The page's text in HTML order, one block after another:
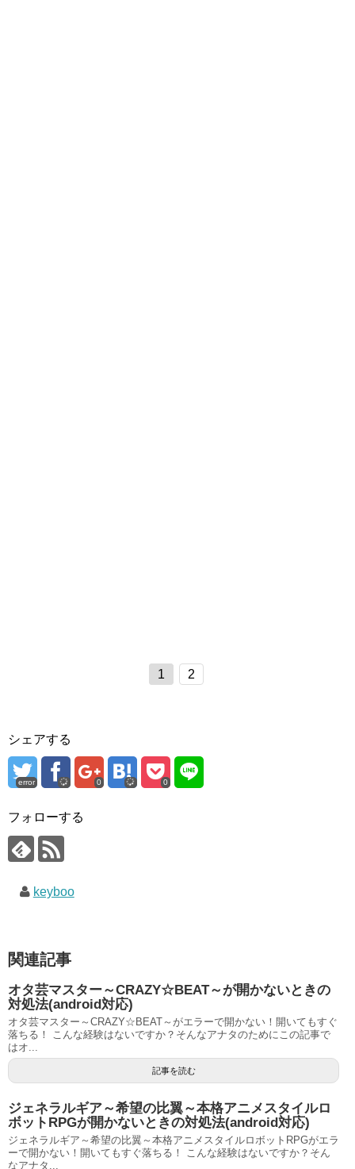
1 2
シェアする
error 0 0
フォローする
keyboo
関連記事
オタ芸マスター～CRAZY☆BEAT～が開かないときの
対処法(android対応)
オタ芸マスター～CRAZY☆BEAT～がエラーで開かない！開いてもすぐ
落ちる！ こんな経験はないですか？そんなアナタのためにこの記事で
はオ...
記事を読む
ジェネラルギア～希望の比翼～本格アニメスタイルロ
ボットRPGが開かないときの対処法(android対応)
ジェネラルギア～希望の比翼～本格アニメスタイルロボットRPGがエラ
ーで開かない！開いてもすぐ落ちる！ こんな経験はないですか？そん
なアナタ...